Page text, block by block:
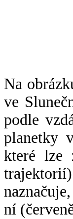
Na
ve
podle
planetky
které lze
ní